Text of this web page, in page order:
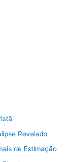
Revelado
de Estimação